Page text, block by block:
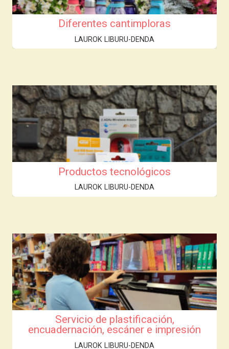
Diferentes cantimploras
LAUROK LIBURU-DENDA
Productos tecnológicos
LAUROK LIBURU-DENDA
Servicio de plastificación,
encuadernación, escáner e impresión
LAUROK LIBURU-DENDA